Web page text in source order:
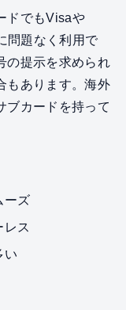
ドでもVisaや
問題なく利用で
の提示を求められ
もあります。海外
ブカードを持って
ーズ
レス
い